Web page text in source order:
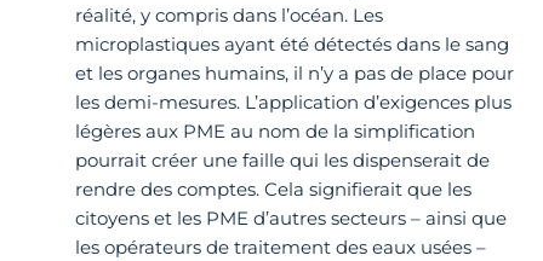
réalité, y compris dans l’océan. Les
microplastiques ayant été détectés dans le sang
et les organes humains, il n’y a pas de place pour
les demi-mesures. L’application d’exigences plus
légères aux PME au nom de la simplification
pourrait créer une faille qui les dispenserait de
rendre des comptes. Cela signifierait que les
citoyens et les PME d’autres secteurs – ainsi que
les opérateurs de traitement des eaux usées –